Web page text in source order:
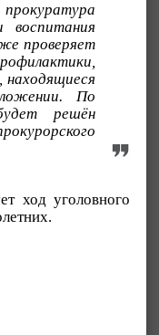
воспитания
проверяет
находящиеся
По
решён
ход уголовного